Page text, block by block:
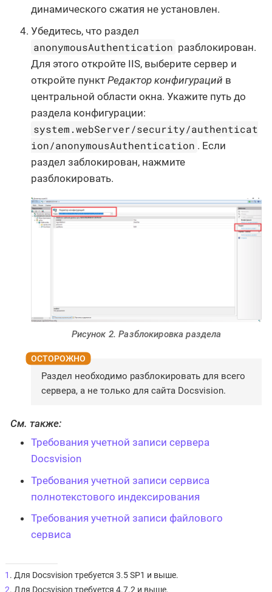
динамического сжатия не установлен.
Убедитесь, что раздел
anonymousAuthentication разблокирован.
Для этого откройте IIS, выберите сервер и
откройте пункт Редактор конфигураций в
центральной области окна. Укажите путь до
раздела конфигурации:
system.webServer/security/authenticat
ion/anonymousAuthentication . Если
раздел заблокирован, нажмите
разблокировать.
Рисунок 2. Разблокировка раздела
Раздел необходимо разблокировать для всего
сервера, а не только для сайта Docsvision.
См. также:
Требования учетной записи сервера
Docsvision
Требования учетной записи сервиса
полнотекстового индексирования
Требования учетной записи файлового
сервиса
1 . Для Docsvision требуется 3.5 SP1 и выше.